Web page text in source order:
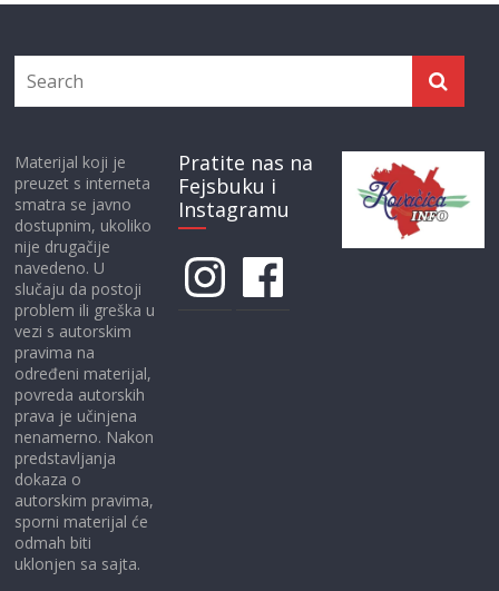
Materijal koji je
preuzet s interneta
smatra se javno
dostupnim, ukoliko
nije drugačije
navedeno. U
slučaju da postoji
problem ili greška u
vezi s autorskim
pravima na
određeni materijal,
povreda autorskih
prava je učinjena
nenamerno. Nakon
predstavljanja
dokaza o
autorskim pravima,
sporni materijal će
odmah biti
uklonjen sa sajta.
Pratite nas na
Fejsbuku i
Instagramu
InstagramFacebook